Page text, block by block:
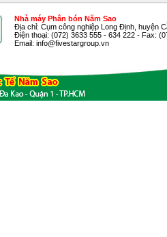
Nhà máy Phân bón Năm Sao
Địa chỉ: Cụm công nghiệp Long Định, huyện
Điện thoại: (072) 3633 555 - 634 222 - Fax:
Email: info@fivestargroup.vn